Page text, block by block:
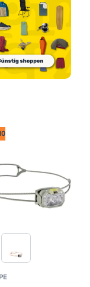
Runner Free 2